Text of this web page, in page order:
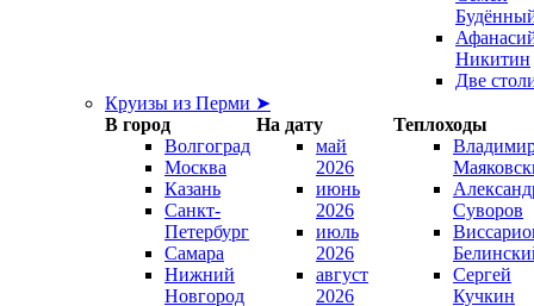
Никитин
Две
Круизы из Перми ➤
В город
На дату
Теплоходы
Волгоград
Москва
Казань
Санкт-
Петербург
Самара
Нижний
Новгород
май
2026
июнь
2026
июль
2026
август
2026
Суворов
Сергей
Кучкин